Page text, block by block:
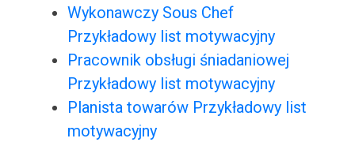
Wykonawczy Sous Chef
Przykładowy list motywacyjny
Pracownik obsługi śniadaniowej
Przykładowy list motywacyjny
Planista towarów Przykładowy list
motywacyjny